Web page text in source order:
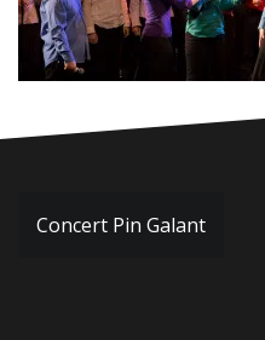
Navigation
Concert Pin Galant